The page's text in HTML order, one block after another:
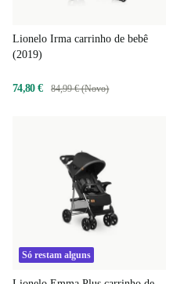
Lionelo Irma carrinho de bebê
(2019)
74,80 € 84,99 € (Novo)
Só restam alguns